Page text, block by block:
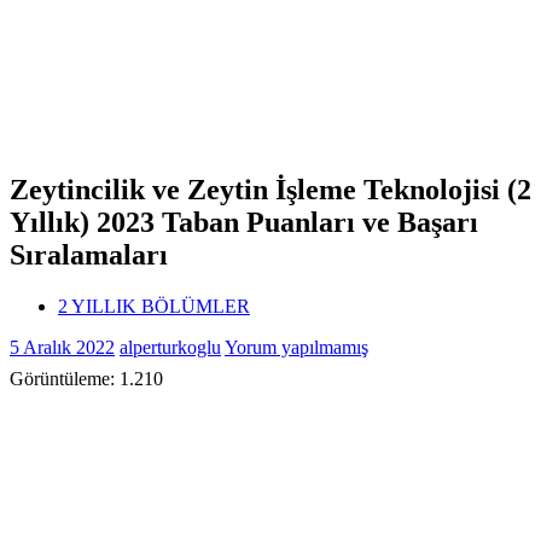
Zeytincilik ve Zeytin İşleme Teknolojisi (2
Yıllık) 2023 Taban Puanları ve Başarı
Sıralamaları
2 YILLIK BÖLÜMLER
5 Aralık 2022 alperturkoglu Yorum yapılmamış
Görüntüleme: 1.210